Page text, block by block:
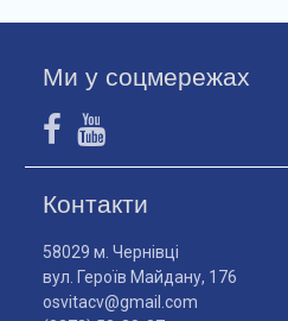
Ми у соцмережах
Контакти
58029 м. Чернівці
вул. Героїв Майдану, 176
osvitacv@gmail.com